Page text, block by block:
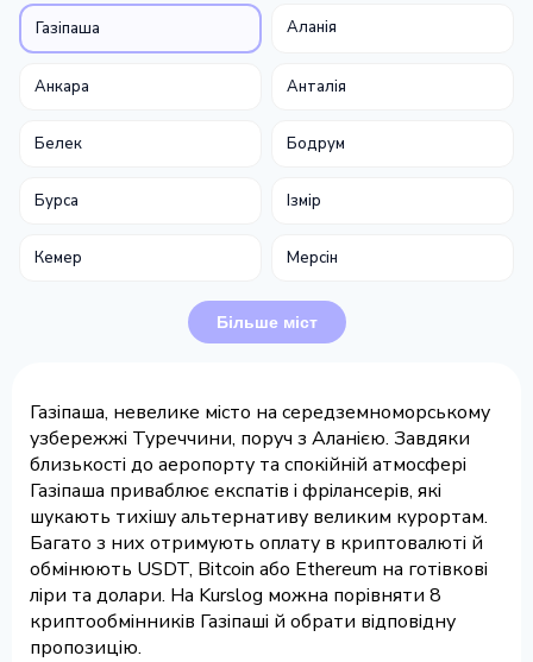
Газіпаша Аланія
Анкара Анталія
Белек Бодрум
Бурса Ізмір
Кемер Мерсін
Більше міст
Газіпаша, невелике місто на середземноморському
узбережжі Туреччини, поруч з Аланією. Завдяки
близькості до аеропорту та спокійній атмосфері
Газіпаша приваблює експатів і фрілансерів, які
шукають тихішу альтернативу великим курортам.
Багато з них отримують оплату в криптовалюті й
обмінюють USDT, Bitcoin або Ethereum на готівкові
ліри та долари. На Kurslog можна порівняти 8
криптообмінників Газіпаші й обрати відповідну
пропозицію.